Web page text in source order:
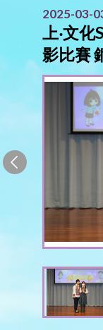
2025-03-
上‧文
影比賽